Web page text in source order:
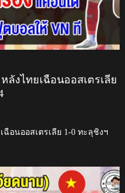
งไทยเฉือนออสเตรเลีย
อนออสเตรเลีย 1-0 ทะลุชิงฯ